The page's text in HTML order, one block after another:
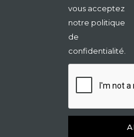
vous acceptez
notre politique
de
confidentialité.